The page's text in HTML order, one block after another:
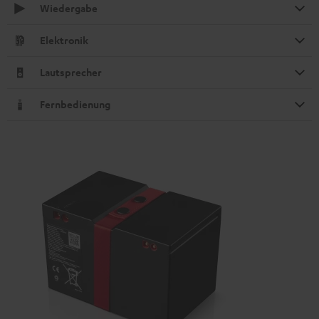
Wiedergabe
Elektronik
Lautsprecher
Fernbedienung